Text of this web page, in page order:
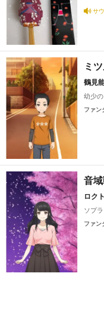
サ
ミ
鶴見
幼少
ファン
音
ロクト
ソプ
ファン